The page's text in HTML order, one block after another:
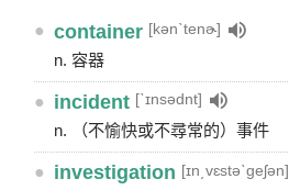
● container [kənˋtenɚ]
n. 容器
● incident [ˋɪnsədnt]
n. （不愉快或不尋常的）事件
● investigation [ɪn͵vɛstəˋgeʃən]